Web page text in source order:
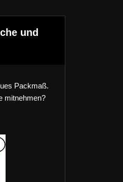
und
Packmaß.
mitnehmen?